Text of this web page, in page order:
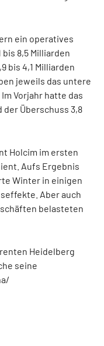
ein operatives
8,5 Milliarden
bis 4,1 Milliarden
jeweils das untere
Vorjahr hatte das
der Überschuss 3,8
Holcim im ersten
Aufs Ergebnis
Winter in einigen
Aber auch
belasteten
Heidelberg
seine